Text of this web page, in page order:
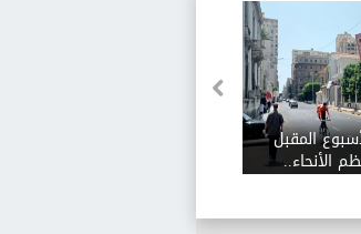
المقبل
الأنحاء..
الكبرى